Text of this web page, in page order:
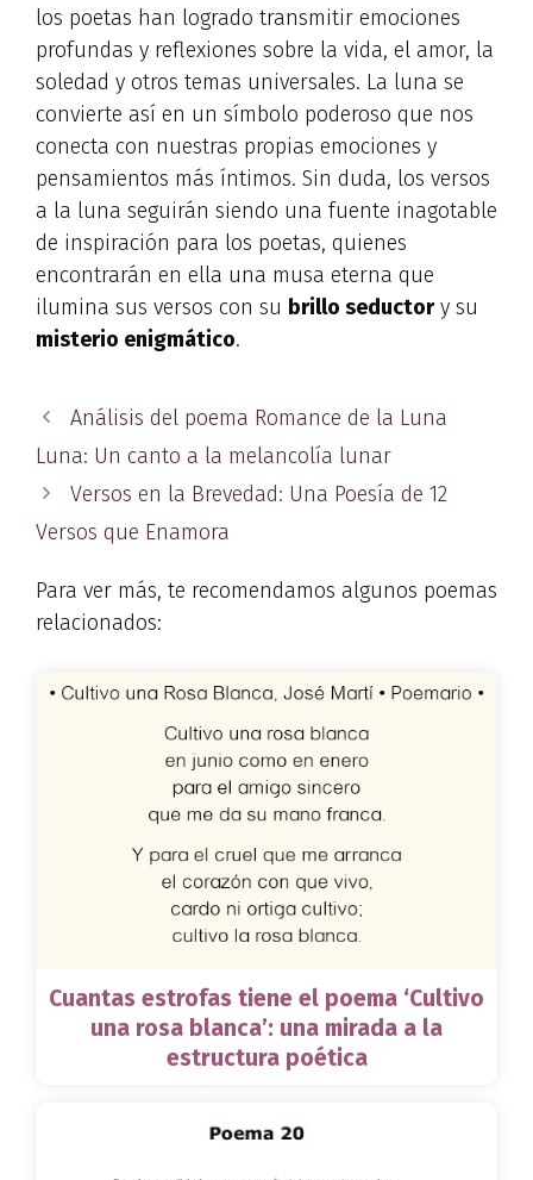
los poetas han logrado transmitir emociones
profundas y reflexiones sobre la vida, el amor, la
soledad y otros temas universales. La luna se
convierte así en un símbolo poderoso que nos
conecta con nuestras propias emociones y
pensamientos más íntimos. Sin duda, los versos
a la luna seguirán siendo una fuente inagotable
de inspiración para los poetas, quienes
encontrarán en ella una musa eterna que
ilumina sus versos con su brillo seductory su
misterio enigmático.
Análisis del poema Romance de la Luna
Luna: Un canto a la melancolía lunar
Versos en la Brevedad: Una Poesía de 12
Versos que Enamora
Para ver más, te recomendamos algunos poemas
relacionados:
Cuantas estrofas tiene el poema ‘Cultivo
una rosa blanca’: una mirada a la
estructura poética